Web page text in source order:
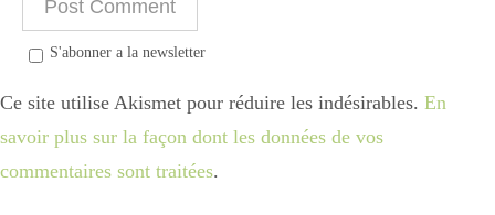
S'abonner a la newsletter
Ce site utilise Akismet pour réduire les indésirables. En
savoir plus sur la façon dont les données de vos
commentaires sont traitées.